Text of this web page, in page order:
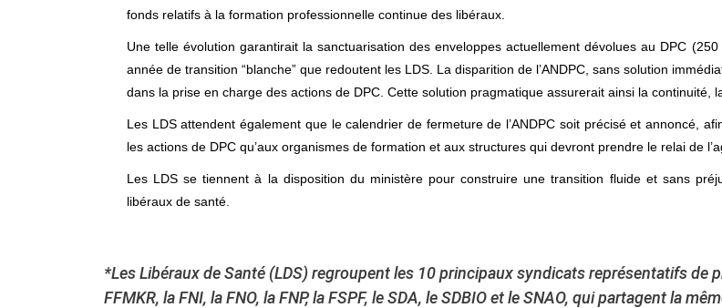
fonds relatifs à la formation professionnelle continue des libéraux.
Une telle évolution garantirait la sanctuarisation des enveloppes actuellement dévolues au DPC
année de transition “blanche” que redoutent les LDS. La disparition de l’ANDPC, sans solution
dans la prise en charge des actions de DPC. Cette solution pragmatique assurerait ainsi la continuité,
Les LDS attendent également que le calendrier de fermeture de l’ANDPC soit précisé et annoncé,
les actions de DPC qu’aux organismes de formation et aux structures qui devront prendre le relai de
Les LDS se tiennent à la disposition du ministère pour construire une transition fluide et sans
libéraux de santé.
*Les Libéraux de Santé (LDS) regroupent les 10 principaux syndicats représentatifs de
FFMKR, la FNI, la FNO, la FNP, la FSPF, le SDA, le SDBIO et le SNAO, qui partagent la